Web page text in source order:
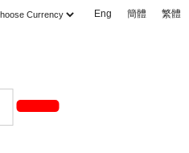
Eng 簡體 繁體